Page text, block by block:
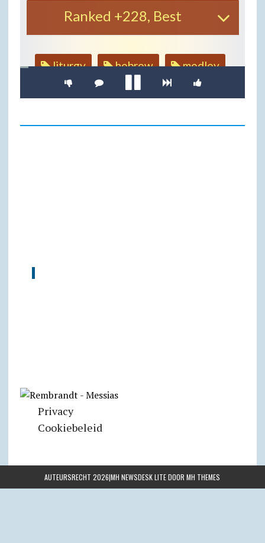
Privacy
Cookiebeleid
AUTEURSRECHT 2026|MH NEWSDESK LITE DOORMH THEMES